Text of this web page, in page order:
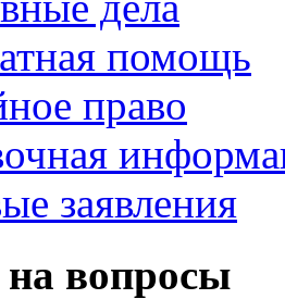
помощь
право
заявления
вопросы